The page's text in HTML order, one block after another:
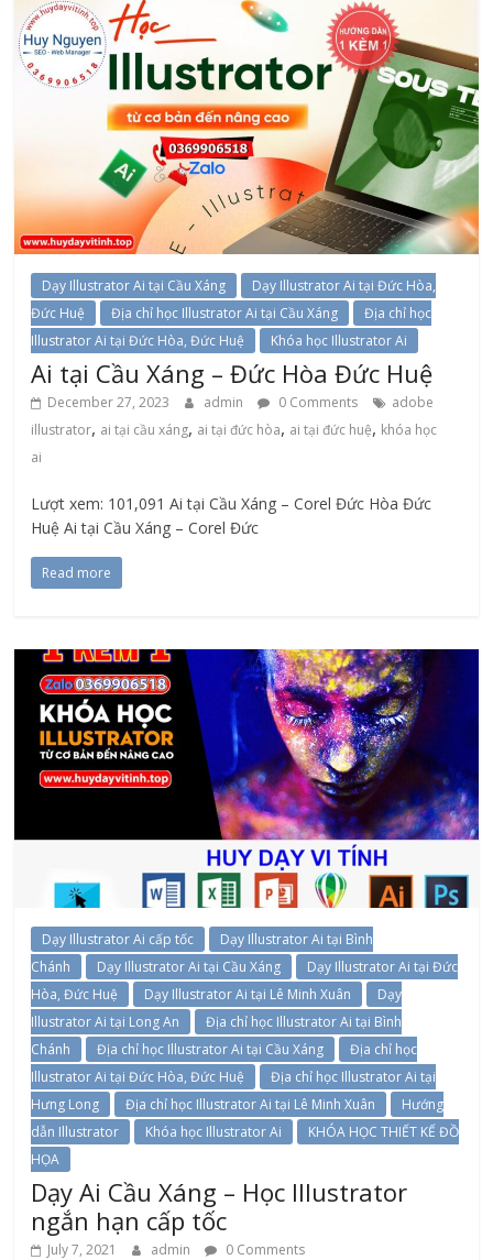
Dạy Illustrator Ai tại Cầu Xáng
Dạy Illustrator Ai tại Đức Hòa,
Đức Huệ
Địa chỉ học Illustrator Ai tại Cầu Xáng
Địa chỉ học
Illustrator Ai tại Đức Hòa, Đức Huệ
Khóa học Illustrator Ai
Ai tại Cầu Xáng – Đức Hòa Đức Huệ
December 27, 2023 admin 0 Comments
adobe
illustrator, ai tại cầu xáng, ai tại đức hòa, ai tại đức huệ, khóa học
ai
Lượt xem: 101,091 Ai tại Cầu Xáng – Corel Đức Hòa Đức
Huệ Ai tại Cầu Xáng – Corel Đức
Read more
Dạy Illustrator Ai cấp tốc
Dạy Illustrator Ai tại Bình
Chánh
Dạy Illustrator Ai tại Cầu Xáng
Dạy Illustrator Ai tại Đức
Hòa, Đức Huệ
Dạy Illustrator Ai tại Lê Minh Xuân
Dạy
Illustrator Ai tại Long An
Địa chỉ học Illustrator Ai tại Bình
Chánh
Địa chỉ học Illustrator Ai tại Cầu Xáng
Địa chỉ học
Illustrator Ai tại Đức Hòa, Đức Huệ
Địa chỉ học Illustrator Ai tại
Hưng Long
Địa chỉ học Illustrator Ai tại Lê Minh Xuân
Hướng
dẫn Illustrator
Khóa học Illustrator Ai
KHÓA HỌC THIẾT KẾ ĐỒ
HỌA
Dạy Ai Cầu Xáng – Học Illustrator
ngắn hạn cấp tốc
July 7, 2021 admin 0 Comments